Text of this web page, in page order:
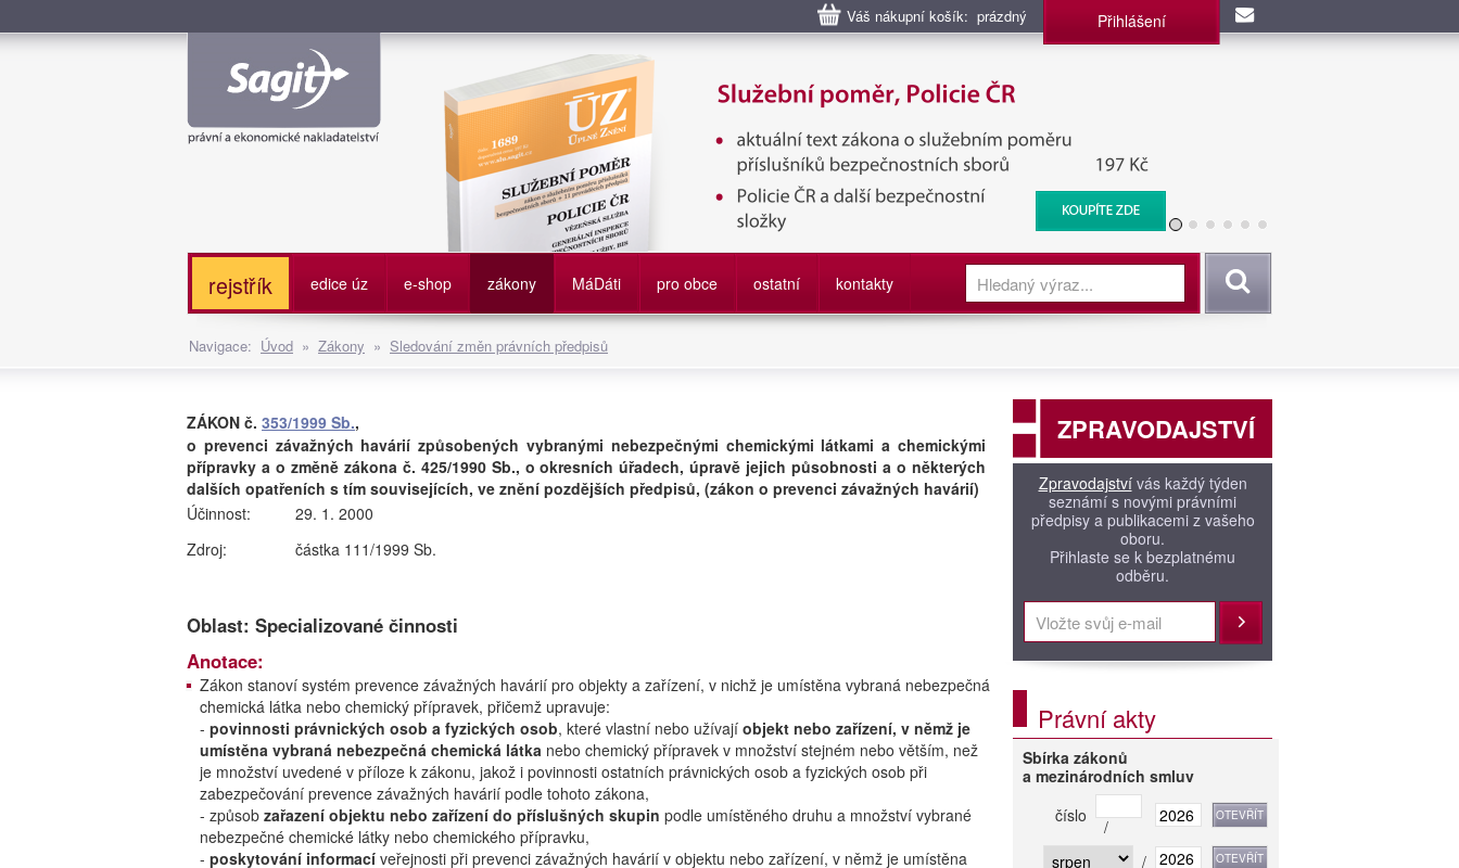
Váš nákupní košík: prázdný Přihlášení
Služební poměr příslušníků bezpečnostních sborů, Policie ČR, Vězeňská služba, BIS, Zpravodajské
služby
rejstřík edice úz e-shop zákony MáDáti pro obce ostatní kontakty Vyhledat
Navigace: Úvod » Zákony » Sledování změn právních předpisů
ZÁKON č. 353/1999 Sb.,
o prevenci závažných havárií způsobených vybranými nebezpečnými chemickými látkami a chemickými
přípravky a o změně zákona č. 425/1990 Sb., o okresních úřadech, úpravě jejich působnosti a o některých
dalších opatřeních s tím souvisejících, ve znění pozdějších předpisů, (zákon o prevenci závažných havárií)
Účinnost:
29. 1. 2000
Zdroj:
částka 111/1999 Sb.
Oblast: Specializované činnosti
Anotace:
Zákon stanoví systém prevence závažných havárií pro objekty a zařízení, v nichž je umístěna vybraná nebezpečná
chemická látka nebo chemický přípravek, přičemž upravuje:
- povinnosti právnických osob a fyzických osob, které vlastní nebo užívají objekt nebo zařízení, v němž je
umístěna vybraná nebezpečná chemická látka nebo chemický přípravek v množství stejném nebo větším, než
je množství uvedené v příloze k zákonu, jakož i povinnosti ostatních právnických osob a fyzických osob při
zabezpečování prevence závažných havárií podle tohoto zákona,
- způsob zařazení objektu nebo zařízení do příslušných skupin podle umístěného druhu a množství vybrané
nebezpečné chemické látky nebo chemického přípravku,
- poskytování informací veřejnosti při prevenci závažných havárií v objektu nebo zařízení, v němž je umístěna
ZPRAVODAJSTVÍ
Zpravodajstvívás každý týden
seznámí s novými právními
předpisy a publikacemi z vašeho
oboru.
Přihlaste se k bezplatnému
odběru.
Přihlásit
Právní akty
Sbírka zákonů
a mezinárodních smluv
číslo
/
/